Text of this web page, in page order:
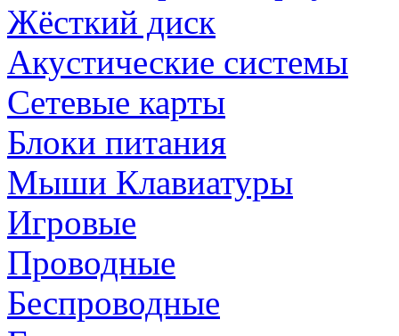
Жёсткий диск
Акустические системы
Сетевые карты
Блоки питания
Мыши Клавиатуры
Игровые
Проводные
Беспроводные